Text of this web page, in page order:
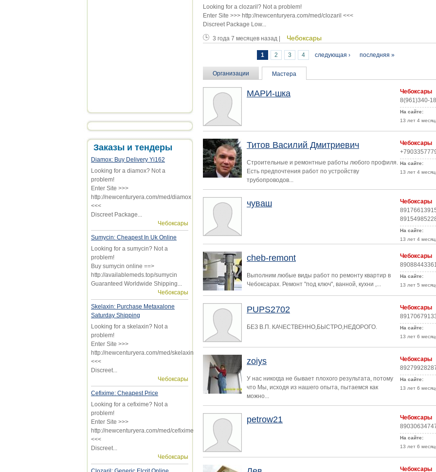
Заказы и тендеры
Diamox: Buy Delivery Yi162
Looking for a diamox? Not a
problem!
Enter Site >>>
http://newcenturyera.com/med/diamox
<<<
Discreet Package...
Чебоксары
Sumycin: Cheapest In Uk Online
Looking for a sumycin? Not a
problem!
Buy sumycin online ==>
http://availablemeds.top/sumycin
Guaranteed Worldwide Shipping...
Чебоксары
Skelaxin: Purchase Metaxalone
Saturday Shipping
Looking for a skelaxin? Not a
problem!
Enter Site >>>
http://newcenturyera.com/med/skelaxin
<<<
Discreet...
Чебоксары
Cefixime: Cheapest Price
Looking for a cefixime? Not a
problem!
Enter Site >>>
http://newcenturyera.com/med/cefixime
<<<
Discreet...
Чебоксары
Looking for a clozaril? Not a problem!
Enter Site >>> http://newcenturyera.com/med/clozaril <<<
Discreet Package Low...
3 года 7 месяцев назад | Чебоксары
1 2 3 4 следующая › последняя »
Организации Мастера
Чебоксары
8(961)340-
На сайте:
13 лет 4
МАРИ-шка
Чебоксары
На сайте:
13 лет 4
Титов Василий Дмитриевич
Строительные и ремонтные работы любого профиля.
Есть предпочтения работ по устройству
трубопроводов...
Чебоксары
На сайте:
13 лет 4
чуваш
Чебоксары
На сайте:
13 лет 5
cheb-remont
Выполним любые виды работ по ремонту квартир в
Чебоксарах. Ремонт "под ключ", ванной, кухни ,...
Чебоксары
На сайте:
13 лет 6
PUPS2702
БЕЗ В.П. КАЧЕСТВЕННО,БЫСТРО,НЕДОРОГО.
Чебоксары
На сайте:
13 лет 6
zoiys
У нас никогда не бывает плохого результата, потому
что Мы, исходя из нашего опыта, пытаемся как
можно...
Чебоксары
На сайте:
13 лет 6
petrow21
Чебоксары